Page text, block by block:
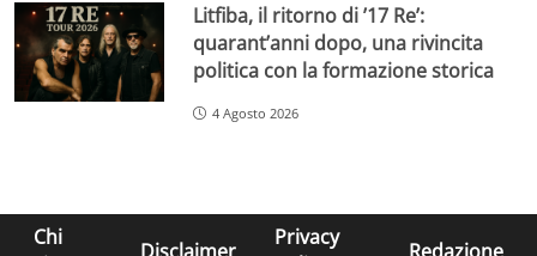
Litfiba, il ritorno di ’17 Re’:
quarant’anni dopo, una rivincita
politica con la formazione storica
4 Agosto 2026
Chi
Privacy